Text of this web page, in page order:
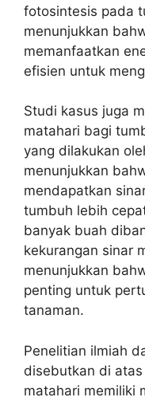
fotosintesis pada
menunjukkan
memanfaatkan
efisien untuk
Studi kasus juga
matahari bagi
yang dilakukan
menunjukkan
mendapatkan
tumbuh lebih
banyak buah
kekurangan sinar
menunjukkan
penting untuk
tanaman.
Penelitian ilmiah
disebutkan di
matahari memiliki